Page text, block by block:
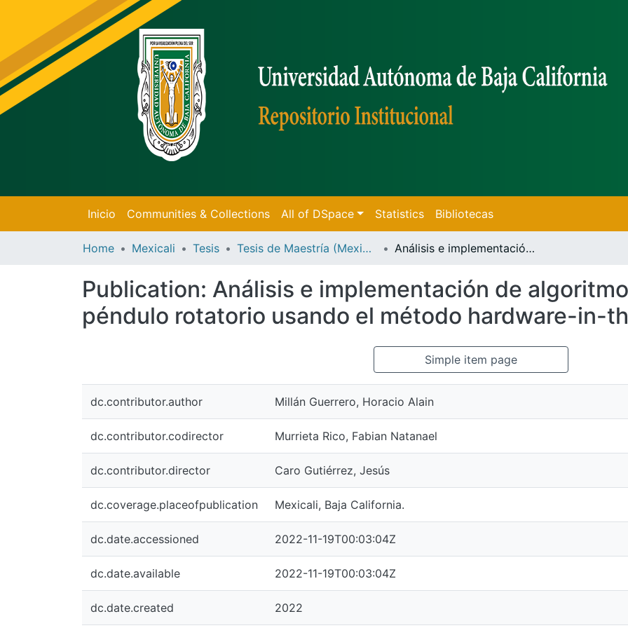
Inicio Communities & Collections All of DSpace Statistics Bibliotecas
Home Mexicali Tesis Tesis de Maestría (Mexicali) Análisis e implementación de algoritmo de control para péndulo rotatorio usando el método hardware-in-the-loop /
Publication: Análisis e implementación de
péndulo rotatorio usando el método hardware-in-
Simple item page
dc.contributor.author Millán Guerrero, Horacio Alain
dc.contributor.codirector Murrieta Rico, Fabian Natanael
dc.contributor.director Caro Gutiérrez, Jesús
dc.coverage.placeofpublication Mexicali, Baja California.
dc.date.accessioned 2022-11-19T00:03:04Z
dc.date.available 2022-11-19T00:03:04Z
dc.date.created 2022